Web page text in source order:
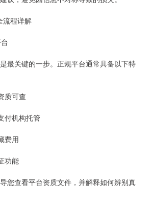
流程详解
最关键的一步。正规平台通常具备以下特
质可查
付机构托管
费用
功能
您查看平台资质文件，并解释如何辨别真